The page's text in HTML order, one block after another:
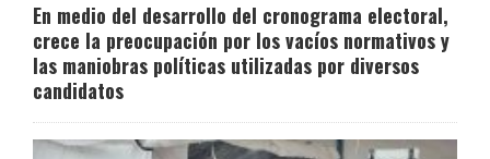
En medio del desarrollo del cronograma electoral,
crece la preocupación por los vacíos normativos y
las maniobras políticas utilizadas por diversos
candidatos